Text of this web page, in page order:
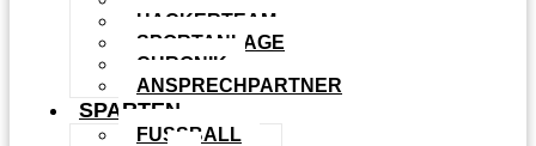
HACKERTEAM
SPORTANLAGE
CHRONIK
ANSPRECHPARTNER
SPARTEN
FUSSBALL